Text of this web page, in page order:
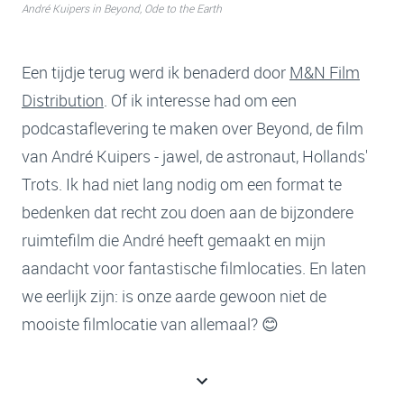
André Kuipers in Beyond, Ode to the Earth
Een tijdje terug werd ik benaderd door M&N Film
Distribution. Of ik interesse had om een
podcastaflevering te maken over Beyond, de film
van André Kuipers - jawel, de astronaut, Hollands'
Trots. Ik had niet lang nodig om een format te
bedenken dat recht zou doen aan de bijzondere
ruimtefilm die André heeft gemaakt en mijn
aandacht voor fantastische filmlocaties. En laten
we eerlijk zijn: is onze aarde gewoon niet de
mooiste filmlocatie van allemaal? 😊